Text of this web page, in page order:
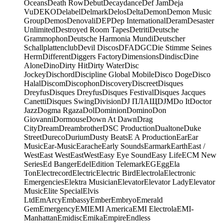
OceansDeath RowDebutDecaydanceDef JamDeja
VuDEKODelabelDelmarkDelosDeltaDemonDemon Music
GroupDemosDenovaliDEPDep InternationalDeramDesaster
UnlimitedDestroyed Room TapesDetritiDeutsche
GrammophonDeutsche Harmonia MundiDeutscher
SchallplattenclubDevil DiscosDFADGCDie Stimme Seines
HerrnDifferentDiggers FactoryDimensionsDindiscDine
AloneDinoDirty HitDirty WaterDisc
JockeyDischordDiscipline Global MobileDisco DogeDisco
HalalDiscomDiscophonDiscoveryDiscreetDisques
DreyfusDisques DreyfusDisques FestivalDisques Jacques
CanettiDisques SwingDivisionDJ ПЛАЩDJMDo ItDoctor
JazzDogma RgazaDolDominionDominoDon
GiovanniDormouseDown At DawnDrag
CityDreamDreambrotherDSC ProductionDualtoneDuke
StreetDurecoDuriumDusty BeatsE A ProductionEarEar
MusicEar-MusicEaracheEarly SoundsEarmarkEarthEast /
WestEast WestEastWestEasy Eye SoundEasy LifeECM New
SeriesEd BangerEdelEdition TelemarkEGEggEla
TonElectrecordElectricElectric BirdElectrolaElectronic
EmergenciesElektra MusicianElevatorElevator LadyElevator
MusicElite SpecialElvis
LtdEmArcyEmbassyEmberEmbryoEmerald
GemEmergencyEMIEMI AmericaEMI ElectrolaEMI-
ManhattanEmidiscEmikaEmpireEndless